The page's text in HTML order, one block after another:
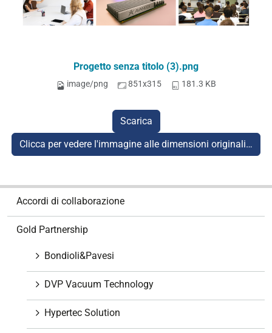
Progetto senza titolo (3).png
image/png 851x315 181.3 KB
Scarica
Clicca per vedere l'immagine alle dimensioni originali…
Accordi di collaborazione
Gold Partnership
Bondioli&Pavesi
DVP Vacuum Technology
Hypertec Solution